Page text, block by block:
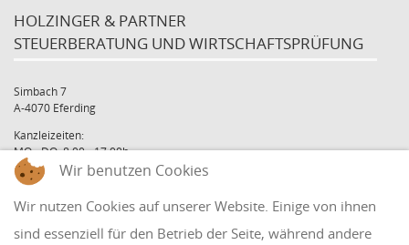
HOLZINGER & PARTNER
STEUERBERATUNG UND WIRTSCHAFTSPRÜFUNG
Simbach 7
A-4070 Eferding
Kanzleizeiten:
MO - DO: 8:00 - 17:00h
FR: 8:00 - 12:00h
Tel: +43 7272 39 79 - 0
Fax: +43 7272 39 79 - 9
Wir benutzen Cookies
Wir nutzen Cookies auf unserer Website. Einige von ihnen
sind essenziell für den Betrieb der Seite, während andere